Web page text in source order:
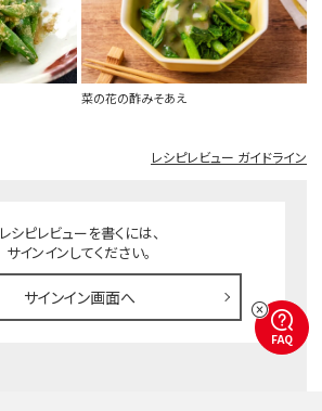
菜の花の酢みそあえ
レシピレビュー ガイドライン
レシピレビューを書くには、
サインインしてください。
サインイン画面へ
FAQ